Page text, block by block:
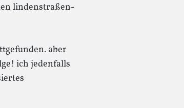
lindenstraßen-
aber
ich jedenfalls